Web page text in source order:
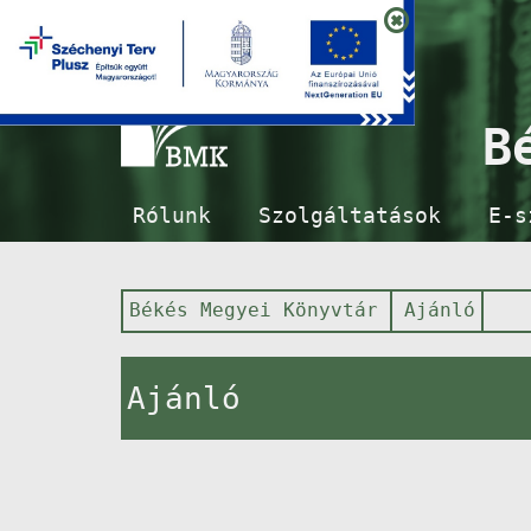
Rólunk Szolgáltatások E-
Békés Megyei Könyvtár Ajánló
Ajánló